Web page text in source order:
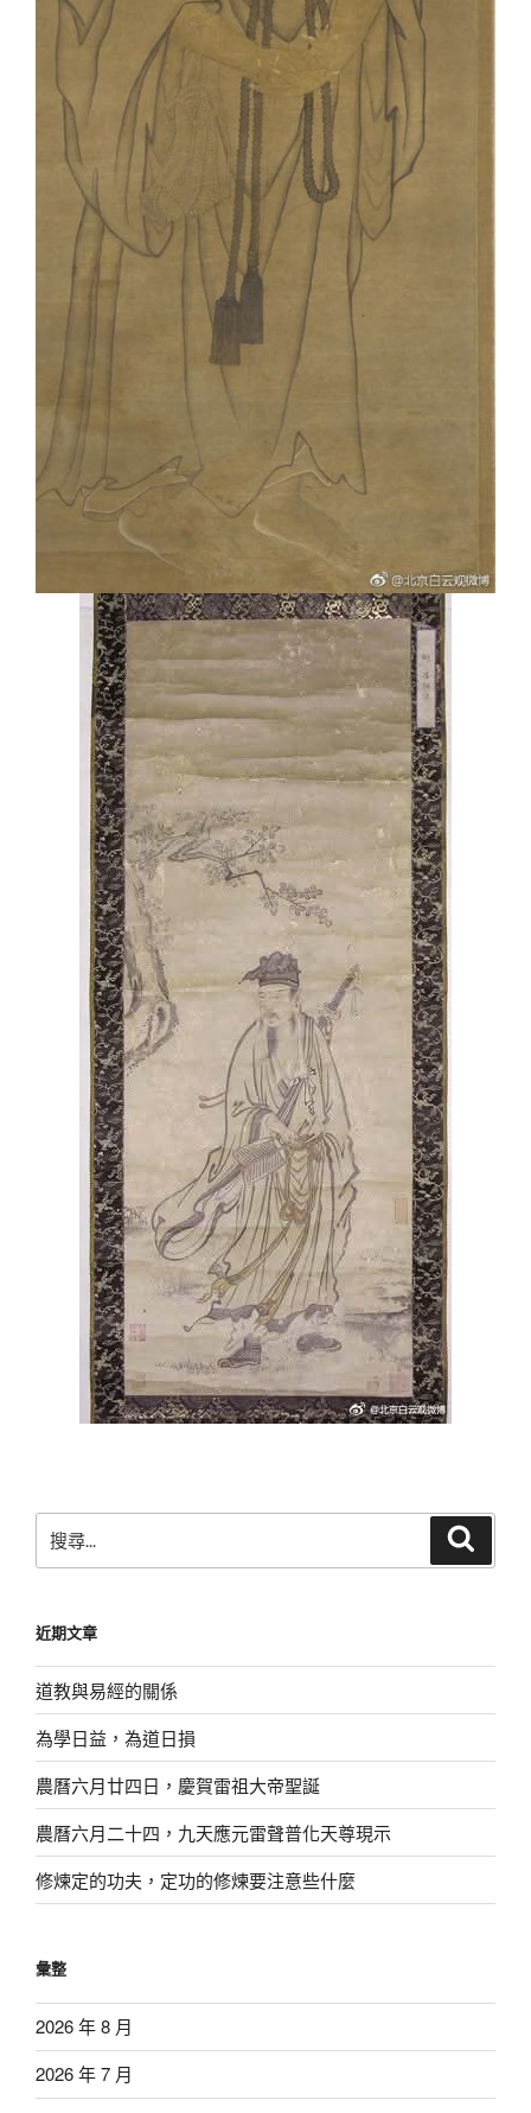
尋
字:
近期文章
道教與易經的關係
為學日益，為道日損
農曆六月廿四日，慶賀雷祖大帝聖誕
農曆六月二十四，九天應元雷聲普化天尊現示
修煉定的功夫，定功的修煉要注意些什麼
彙整
2026 年 8 月
2026 年 7 月